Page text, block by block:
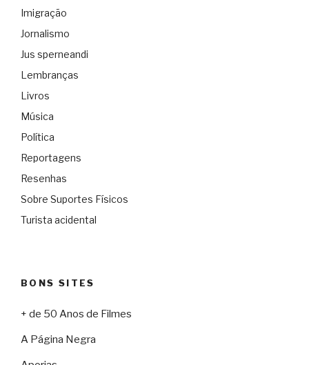
Imigração
Jornalismo
Jus sperneandi
Lembranças
Livros
Música
Política
Reportagens
Resenhas
Sobre Suportes Físicos
Turista acidental
BONS SITES
+ de 50 Anos de Filmes
A Página Negra